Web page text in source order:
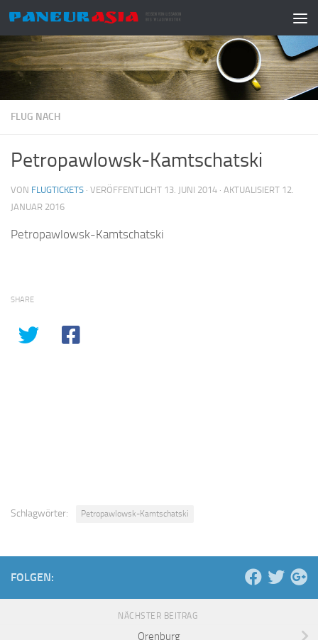
Zum Inhalt springen
FLUG NACH
Petropawlowsk-Kamtschatski
VON FLUGTICKETS · VERÖFFENTLICHT 13. JUNI 2014 · AKTUALISIERT 12.
JANUAR 2016
Petropawlowsk-Kamtschatski
SHARE
Schlagwörter: Petropawlowsk-Kamtschatski
FOLGEN:
NÄCHSTER BEITRAG
Orenburg